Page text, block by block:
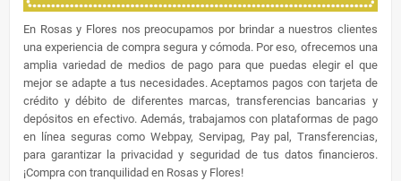
En Rosas y Flores nos preocupamos por brindar a nuestros clientes
una experiencia de compra segura y cómoda. Por eso, ofrecemos una
amplia variedad de medios de pago para que puedas elegir el que
mejor se adapte a tus necesidades. Aceptamos pagos con tarjeta de
crédito y débito de diferentes marcas, transferencias bancarias y
depósitos en efectivo. Además, trabajamos con plataformas de pago
en línea seguras como Webpay, Servipag, Pay pal, Transferencias,
para garantizar la privacidad y seguridad de tus datos financieros.
¡Compra con tranquilidad en Rosas y Flores!